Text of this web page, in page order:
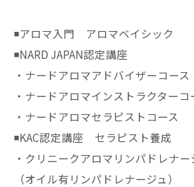
◾️アロマ入門 アロマベイシック
◾️NARD JAPAN認定講座
・ナードアロマアドバイザーコース
・ナードアロマインストラクターコ
・ナードアロマセラピストコース
◾️KAC認定講座 セラピスト養成
・クリニークアロマリンパドレナー
（オイル有リンパドレナージュ）